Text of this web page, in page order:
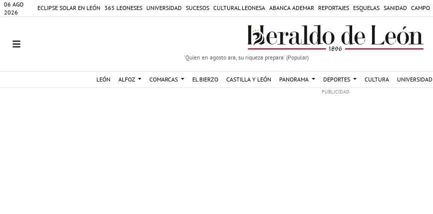
06 AGO
2026
ECLIPSE SOLAR EN LEÓN 365 LEONESES UNIVERSIDAD SUCESOS CULTURAL LEONESA ABANCA ADEMAR REPORTAJES ESQUELAS SANIDAD CAMPO
'Quien en agosto ara, su riqueza prepara' (Popular)
LEÓN ALFOZ COMARCAS EL BIERZO CASTILLA Y LEÓN PANORAMA DEPORTES CULTURA UNIVERSIDAD